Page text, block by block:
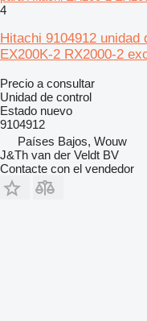
4
Hitachi 9104912
EX200K-2 RX2000-2
Precio a consultar
Unidad de control
Estado nuevo
9104912
Países Bajos, Wouw
J&Th van der Veldt BV
Contacte con el vendedor